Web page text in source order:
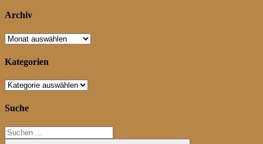
Archiv
Archiv
Kategorien
Kategorien
Suche
Suchen
nach: